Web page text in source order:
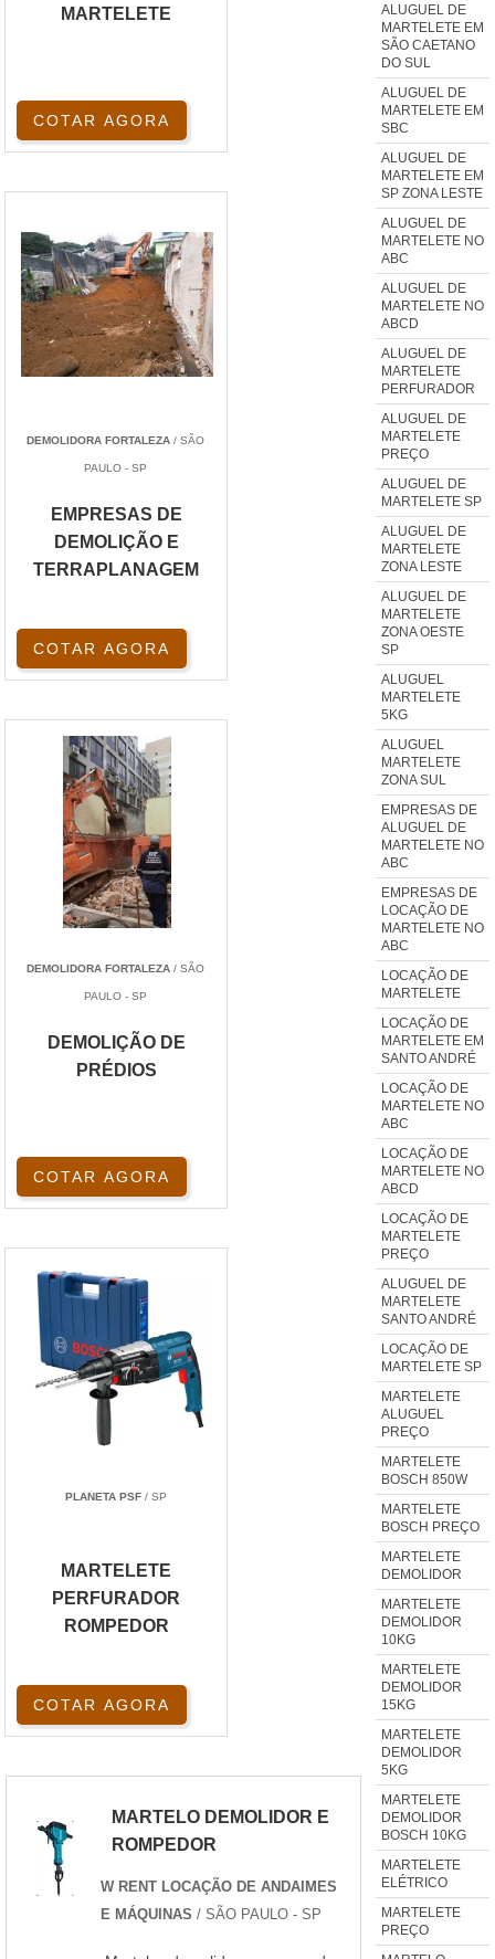
MARTELETE
COTAR AGORA
DEMOLIDORA FORTALEZA / SÃO
PAULO - SP
EMPRESAS DE
DEMOLIÇÃO E
TERRAPLANAGEM
COTAR AGORA
DEMOLIDORA FORTALEZA / SÃO
PAULO - SP
DEMOLIÇÃO DE
PRÉDIOS
COTAR AGORA
PLANETA PSF/ SP
MARTELETE
PERFURADOR
ROMPEDOR
COTAR AGORA
MARTELO DEMOLIDOR E
ROMPEDOR
W RENT LOCAÇÃO DE ANDAIMES
E MÁQUINAS / SÃO PAULO - SP
ALUGUEL DE
MARTELETE EM
SÃO CAETANO
DO SUL
ALUGUEL DE
MARTELETE EM
SBC
ALUGUEL DE
MARTELETE EM
SP ZONA LESTE
ALUGUEL DE
MARTELETE NO
ABC
ALUGUEL DE
MARTELETE NO
ABCD
ALUGUEL DE
MARTELETE
PERFURADOR
ALUGUEL DE
MARTELETE
PREÇO
ALUGUEL DE
MARTELETE SP
ALUGUEL DE
MARTELETE
ZONA LESTE
ALUGUEL DE
MARTELETE
ZONA OESTE
SP
ALUGUEL
MARTELETE
5KG
ALUGUEL
MARTELETE
ZONA SUL
EMPRESAS DE
ALUGUEL DE
MARTELETE NO
ABC
EMPRESAS DE
LOCAÇÃO DE
MARTELETE NO
ABC
LOCAÇÃO DE
MARTELETE
LOCAÇÃO DE
MARTELETE EM
SANTO ANDRÉ
LOCAÇÃO DE
MARTELETE NO
ABC
LOCAÇÃO DE
MARTELETE NO
ABCD
LOCAÇÃO DE
MARTELETE
PREÇO
ALUGUEL DE
MARTELETE
SANTO ANDRÉ
LOCAÇÃO DE
MARTELETE SP
MARTELETE
ALUGUEL
PREÇO
MARTELETE
BOSCH 850W
MARTELETE
BOSCH PREÇO
MARTELETE
DEMOLIDOR
MARTELETE
DEMOLIDOR
10KG
MARTELETE
DEMOLIDOR
15KG
MARTELETE
DEMOLIDOR
5KG
MARTELETE
DEMOLIDOR
BOSCH 10KG
MARTELETE
ELÉTRICO
MARTELETE
PREÇO